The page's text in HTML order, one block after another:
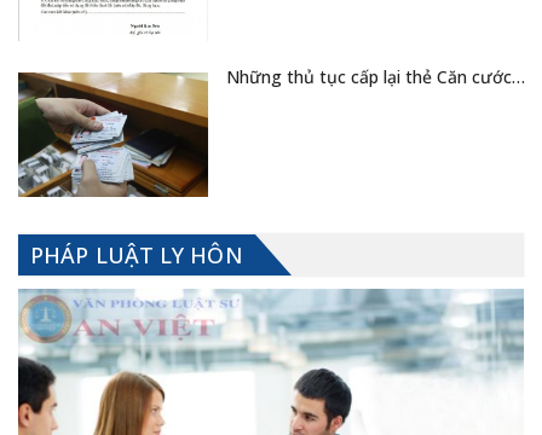
Những thủ tục cấp lại thẻ Căn cước…
PHÁP LUẬT LY HÔN